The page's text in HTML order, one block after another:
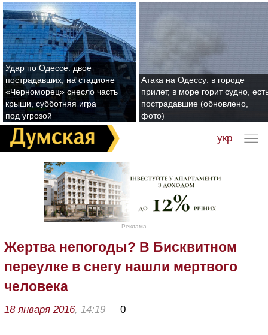
Удар по Одессе: двое
пострадавших, на стадионе
«Черноморец» снесло часть
крыши, субботняя игра
под угрозой
Атака на Одессу: в городе
прилет, в море горит судно,
пострадавшие (обновлено,
фото)
укр
Реклама
Жертва непогоды? В Бисквитном
переулке в снегу нашли мертвого
человека
18 января 2016, 14:19 0